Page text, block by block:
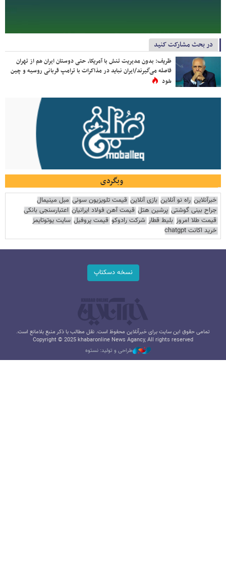
در بحث مشارکت کنید
ظریف: بدون مدیریت تنش با آمریکا، حتی دوستان ایران هم از تهران
فاصله می‌گیرند/ایران نباید در مذاکرات با ترامپ قربانی روسیه و چین
شود
وبگردی
خبرآنلاین راه نو آنلاین بازی آنلاین قیمت تلویزیون سونی مبل مینیمال
جراح بینی گوشتی پرشین هتل قیمت آهن فولاد ایرانیان اعتبارسنجی بانکی
قیمت طلا امروز بلیط قطار شرکت رادوکو قیمت پروفیل سایت یوتوتایمز
خرید اکانت chatgpt
نسخه دسکتاپ
تمامی حقوق این سایت برای خبرآنلاین محفوظ است. نقل مطالب با ذکر منبع بلامانع است.
Copyright © 2025 khabaronline News Agancy, All rights reserved
طراحی و تولید: نستوه